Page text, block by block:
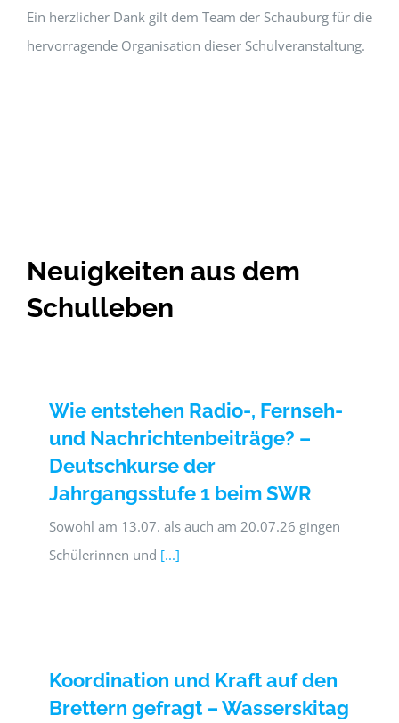
Ein herzlicher Dank gilt dem Team der Schauburg für die
hervorragende Organisation dieser Schulveranstaltung.
Neuigkeiten aus dem
Schulleben
Wie entstehen Radio-, Fernseh-
und Nachrichtenbeiträge? –
Deutschkurse der
Jahrgangsstufe 1 beim SWR
Sowohl am 13.07. als auch am 20.07.26 gingen
Schülerinnen und [...]
Koordination und Kraft auf den
Brettern gefragt – Wasserskitag